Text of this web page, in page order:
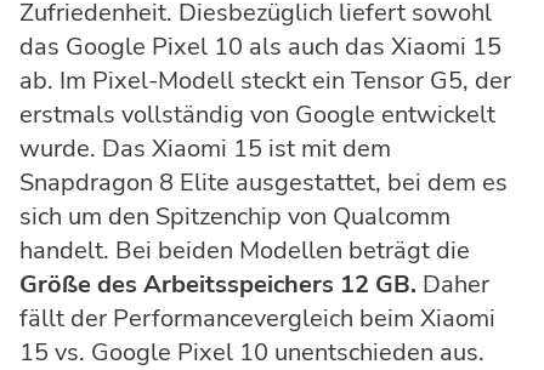
Zufriedenheit. Diesbezüglich liefert sowohl
das Google Pixel 10 als auch das Xiaomi 15
ab. Im Pixel-Modell steckt ein Tensor G5, der
erstmals vollständig von Google entwickelt
wurde. Das Xiaomi 15 ist mit dem
Snapdragon 8 Elite ausgestattet, bei dem es
sich um den Spitzenchip von Qualcomm
handelt. Bei beiden Modellen beträgt die
Größe des Arbeitsspeichers 12 GB. Daher
fällt der Performancevergleich beim Xiaomi
15 vs. Google Pixel 10 unentschieden aus.